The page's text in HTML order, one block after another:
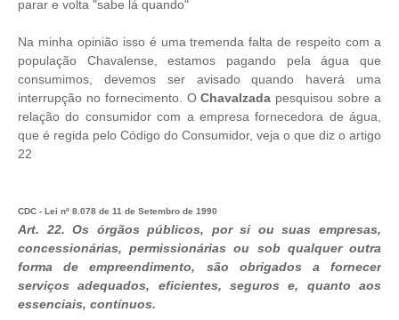
parar e volta "sabe lá quando"
Na minha opinião isso é uma tremenda falta de respeito com a
população Chavalense, estamos pagando pela água que
consumimos, devemos ser avisado quando haverá uma
interrupção no fornecimento. OChavalzada pesquisou sobre a
relação do consumidor com a empresa fornecedora de água,
que é regida pelo Código do Consumidor, veja o que diz o artigo
22
CDC - Lei nº 8.078 de 11 de Setembro de 1990
Art. 22. Os órgãos públicos, por si ou suas empresas,
concessionárias, permissionárias ou sob qualquer outra
forma de empreendimento, são obrigados a fornecer
serviços adequados, eficientes, seguros e, quanto aos
essenciais, contínuos.